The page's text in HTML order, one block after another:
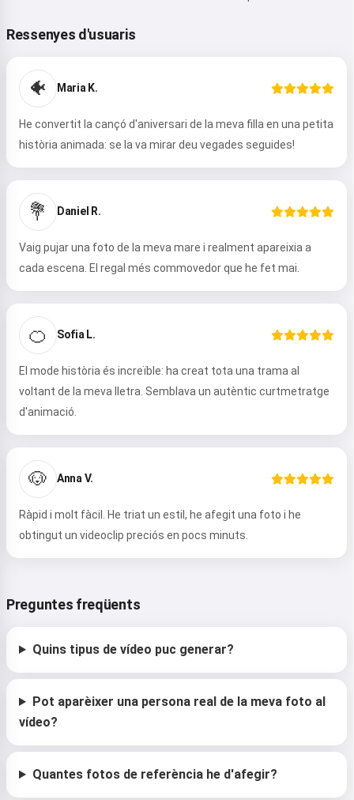
Ressenyes d'usuaris
🐠 Maria K.
He convertit la cançó d'aniversari de la meva filla en una petita
història animada: se la va mirar deu vegades seguides!
💐 Daniel R.
Vaig pujar una foto de la meva mare i realment apareixia a
cada escena. El regal més commovedor que he fet mai.
🍊 Sofia L.
El mode història és increïble: ha creat tota una trama al
voltant de la meva lletra. Semblava un autèntic curtmetratge
d'animació.
🐶 Anna V.
Ràpid i molt fàcil. He triat un estil, he afegit una foto i he
obtingut un videoclip preciós en pocs minuts.
Preguntes freqüents
Quins tipus de vídeo puc generar?
Pot aparèixer una persona real de la meva foto al
vídeo?
Quantes fotos de referència he d'afegir?